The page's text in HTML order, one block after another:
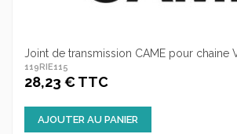
Joint de transmission CAME pour chaine
119RIE115
28,23 € TTC
AJOUTER AU PANIER